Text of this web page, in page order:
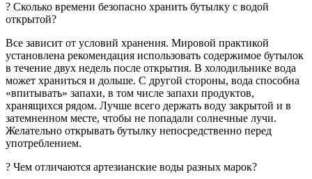
? Сколько времени безопасно хранить бутылку c водой
открытой?
Все зависит от условий хранения. Мировой практикой
установлена рекомендация использовать содержимое бутылок
в течение двух недель после открытия. В холодильнике вода
может храниться и дольше. С другой стороны, вода способна
«впитывать» запахи, в том числе запахи продуктов,
хранящихся рядом. Лучше всего держать воду закрытой и в
затемненном месте, чтобы не попадали солнечные лучи.
Желательно открывать бутылку непосредственно перед
употреблением.
? Чем отличаются артезианские воды разных марок?